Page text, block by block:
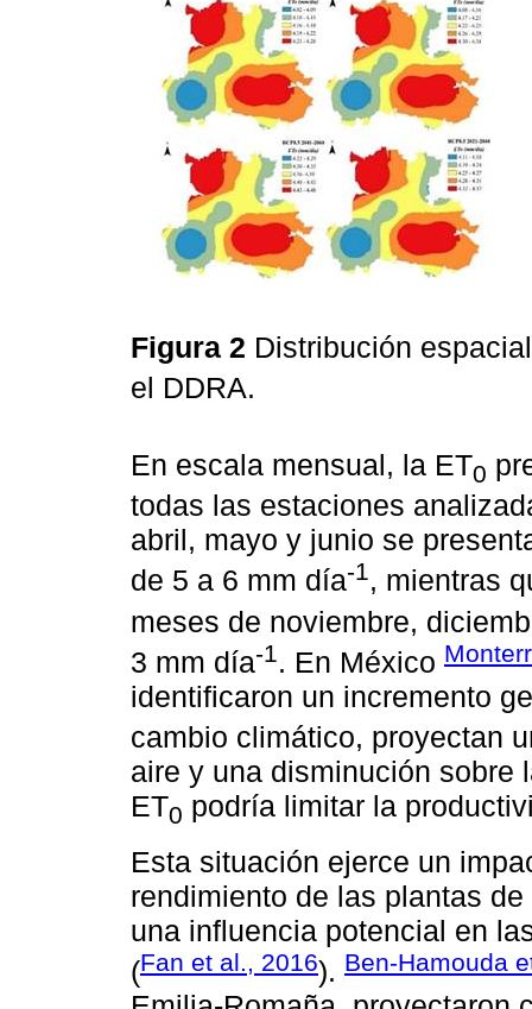
Figura 2 Distribución
el DDRA.
En escala mensual, la ET0
todas las estaciones
abril, mayo y junio se
de 5 a 6 mm día-1, mientras
meses de noviembre,
3 mm día-1. En México
identificaron un incremento
cambio climático, proyectan
aire y una disminución sobre
ET0 podría limitar la
Esta situación ejerce un
rendimiento de las plantas
una influencia potencial en
(Fan et al., 2016). Ben-Hamouda